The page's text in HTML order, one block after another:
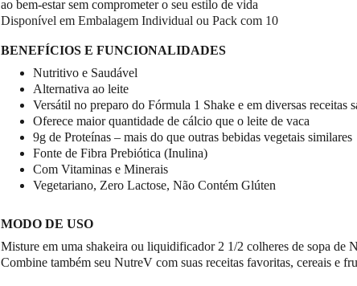
ao bem-estar sem comprometer o seu estilo de vida
Disponível em Embalagem Individual ou Pack com 10
BENEFÍCIOS E FUNCIONALIDADES
Nutritivo e Saudável
Alternativa ao leite
Versátil no preparo do Fórmula 1 Shake e em diversas receitas
Oferece maior quantidade de cálcio que o leite de vaca
9g de Proteínas – mais do que outras bebidas vegetais similares
Fonte de Fibra Prebiótica (Inulina)
Com Vitaminas e Minerais
Vegetariano, Zero Lactose, Não Contém Glúten
MODO DE USO
Misture em uma shakeira ou liquidificador 2 1/2 colheres de sopa de
Combine também seu NutreV com suas receitas favoritas, cereais e